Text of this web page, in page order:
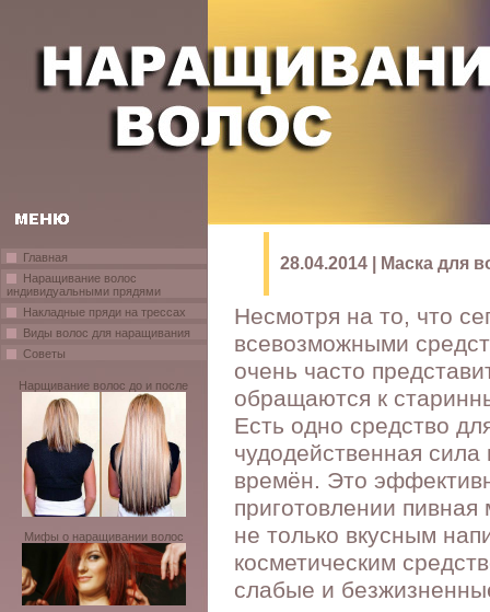
Главная
Наращивание волос
индивидуальными прядями
Накладные пряди на трессах
Виды волос для наращивания
Советы
Нарщивание волос до и после
Мифы о наращивании волос
28.04.2014 | Маска для
Несмотря на то, что
всевозможными
очень часто
обращаются к
Есть одно средство
чудодейственная
времён. Это
приготовлении
не только вкусным
косметическим
слабые и